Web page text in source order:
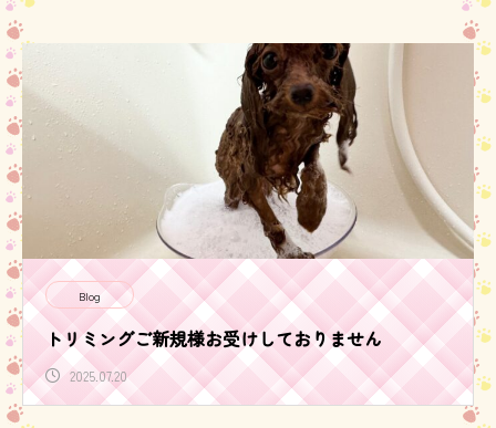
Blog
トリミングご新規様お受けしておりません
2025.07.20